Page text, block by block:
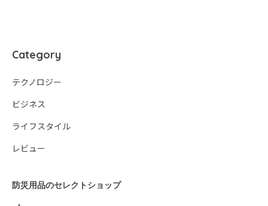
Category
テクノロジー
ビジネス
ライフスタイル
レビュー
防災用品のセレクトショップ